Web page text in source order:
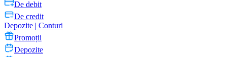
De debit
De credit
Depozite | Conturi
Promoții
Depozite